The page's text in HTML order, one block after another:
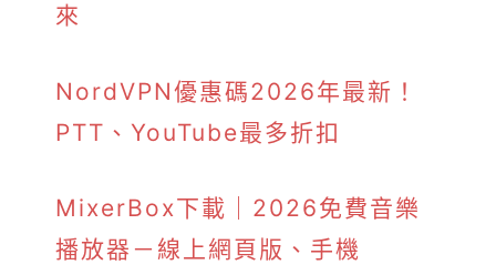
來
NordVPN優惠碼2026年最新！
PTT、YouTube最多折扣
MixerBox下載｜2026免費音樂
播放器－線上網頁版、手機